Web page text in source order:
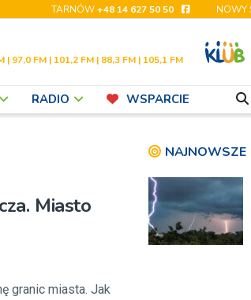
TARNÓW+48 14 627 50 50 NOWY
| 97,0 FM | 101,2 FM | 88,3 FM | 105,1 FM
RADIO WSPARCIE
Miasto
granic miasta. Jak
NAJNOWSZE